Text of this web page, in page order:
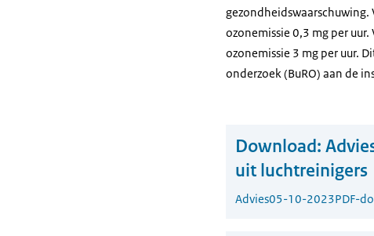
ozonemissie 0,3 mg per
ozonemissie 3 mg per uur.
onderzoek (BuRO) aan de
Download:
uit luchtreinigers
Advies05-10-2023PDF-